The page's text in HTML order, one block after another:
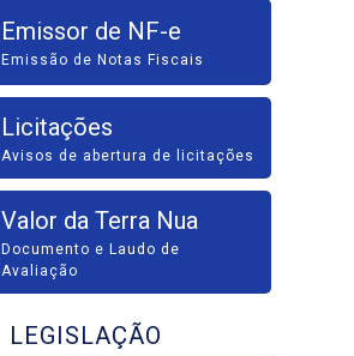
Emissor de NF-e
Emissão de Notas Fiscais
Licitações
Avisos de abertura de licitações
Valor da Terra Nua
Documento e Laudo de
Avaliação
LEGISLAÇÃO